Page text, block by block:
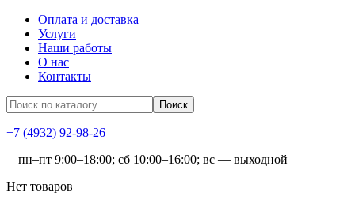
Оплата и доставка
Услуги
Наши работы
О нас
Контакты
+7 (4932) 92-98-26
пн–пт 9:00–18:00; сб 10:00–16:00; вс — выходной
Нет товаров